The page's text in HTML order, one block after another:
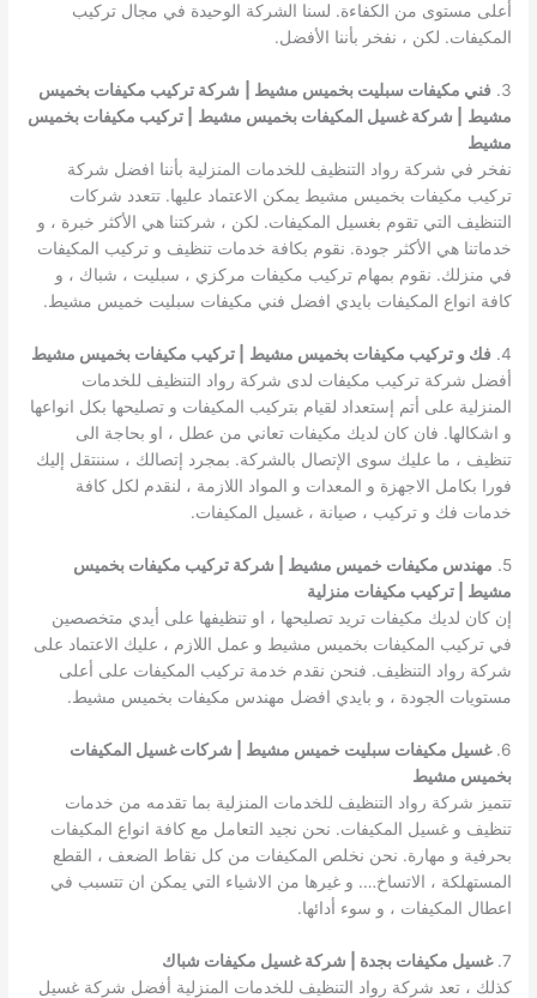
أعلى مستوى من الكفاءة. لسنا الشركة الوحيدة في مجال تركيب
المكيفات. لكن ، نفخر بأننا الأفضل.
3. فني مكيفات سبليت بخميس مشيط |
شركة تركيب مكيفات بخميس
مشيط
| شركة غسيل المكيفات بخميس مشيط
| تركيب مكيفات بخميس
مشيط
نفخر في شركة رواد التنظيف للخدمات المنزلية بأننا افضل شركة
تركيب مكيفات بخميس مشيط يمكن الاعتماد عليها. تتعدد شركات
التنظيف التي تقوم بغسيل المكيفات. لكن ، شركتنا هي الأكثر خبرة ، و
خدماتنا هي الأكثر جودة. نقوم بكافة خدمات تنظيف و تركيب المكيفات
في منزلك. نقوم بمهام تركيب مكيفات مركزي ، سبليت ، شباك ، و
كافة انواع المكيفات بايدي افضل فني مكيفات سبليت خميس مشيط.
4. فك و تركيب مكيفات بخميس مشيط
| تركيب مكيفات بخميس مشيط
أفضل شركة تركيب مكيفات لدى شركة رواد التنظيف للخدمات
المنزلية على أتم إستعداد لقيام بتركيب المكيفات و تصليحها بكل انواعها
و اشكالها. فان كان لديك مكيفات تعاني من عطل ، او بحاجة الى
تنظيف ، ما عليك سوى الإتصال بالشركة. بمجرد إتصالك ، سننتقل إليك
فورا بكامل الاجهزة و المعدات و المواد اللازمة ، لنقدم لكل كافة
خدمات فك و تركيب ، صيانة ، غسيل المكيفات.
5.
مهندس مكيفات خميس مشيط | شركة تركيب مكيفات بخميس
مشيط | تركيب مكيفات منزلية
إن كان لديك مكيفات تريد تصليحها ، او تنظيفها على أيدي متخصصين
في تركيب المكيفات بخميس مشيط و عمل اللازم ، عليك الاعتماد على
شركة رواد التنظيف. فنحن نقدم خدمة تركيب المكيفات على أعلى
مستويات الجودة ، و بايدي افضل مهندس مكيفات بخميس مشيط.
6. غسيل مكيفات سبليت خميس مشيط | شركات غسيل المكيفات
بخميس مشيط
تتميز شركة رواد التنظيف للخدمات المنزلية بما تقدمه من خدمات
تنظيف و غسيل المكيفات. نحن نجيد التعامل مع كافة انواع المكيفات
بحرفية و مهارة. نحن نخلص المكيفات من كل نقاط الضعف ، القطع
المستهلكة ، الاتساخ…. و غيرها من الاشياء التي يمكن ان تتسبب في
اعطال المكيفات ، و سوء أدائها.
7. غسيل مكيفات بجدة | شركة غسيل مكيفات شباك
كذلك ، تعد شركة رواد التنظيف للخدمات المنزلية أفضل شركة غسيل